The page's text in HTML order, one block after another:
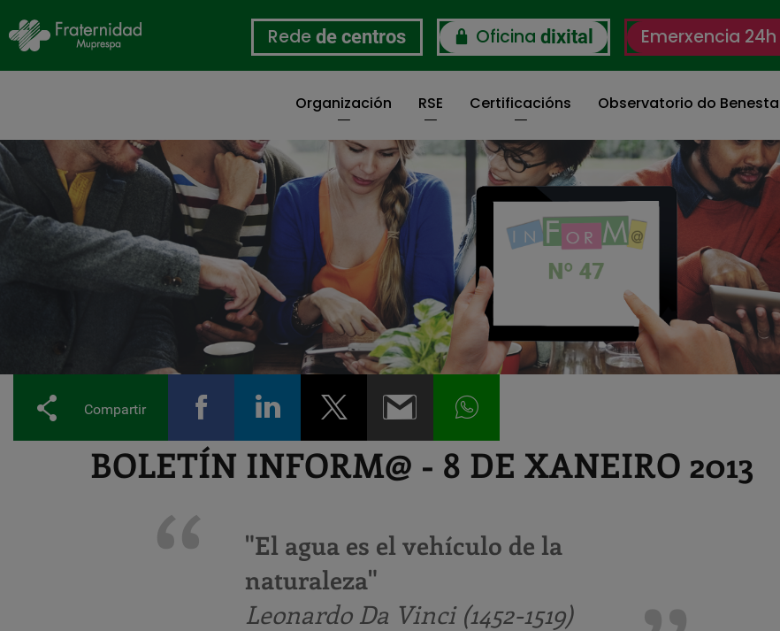
o
contido
principal
Rede de centros Oficina dixital Emerxencia 24h
Organización RSE Certificacións Observatorio do
Compartir
BOLETÍN INFORM@ - 8 DE XANEIRO 2013
"El agua es el vehículo de la
naturaleza"
Leonardo Da Vinci (1452-1519)